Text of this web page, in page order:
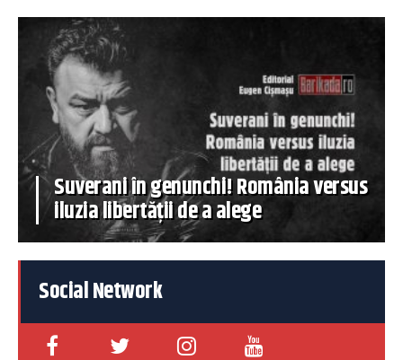
Suverani în genunchi! România versus
iluzia libertății de a alege
Social Network